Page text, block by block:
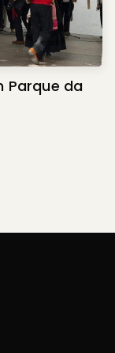
Parque da